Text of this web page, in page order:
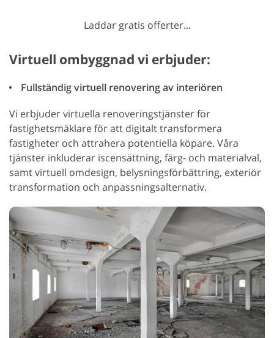
Laddar gratis offerter...
Virtuell ombyggnad vi erbjuder:
Fullständig virtuell renovering av interiören
Vi erbjuder virtuella renoveringstjänster för
fastighetsmäklare för att digitalt transformera
fastigheter och attrahera potentiella köpare. Våra
tjänster inkluderar iscensättning, färg- och materialval,
samt virtuell omdesign, belysningsförbättring, exteriör
transformation och anpassningsalternativ.